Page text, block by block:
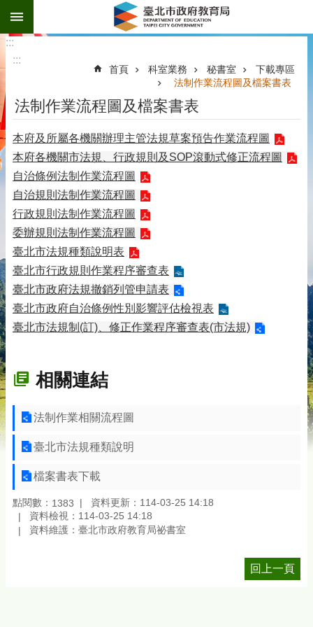
跳到主要內容區塊
:::
:::
首頁 科室業務 秘書室
下載專區
法制作業流程圖及檔案書表
法制作業流程圖及檔案書表
本府及所屬各機關辦理主管法規草案預告作業流程圖
本府各機關市法規、行政規則及SOP滾動式修正流程圖
自治條例法制作業流程圖
自治規則法制作業流程圖
行政規則法制作業流程圖
委辦規則法制作業流程圖
臺北市法規種類說明表
臺北市行政規則作業程序審查表
臺北市政府法規撤銷列管申請表
臺北市政府自治條例性別影響評估檢視表
臺北市法規制(訂)、修正作業程序審查表(市法規)
相關連結
法制作業相關流程圖
臺北市法規種類說明
檔案書表下載
點閱數： 1383
資料更新：114-03-25 14:18
資料檢視：114-03-25 14:18
資料維護：臺北市政府教育局祕書室
回上一頁